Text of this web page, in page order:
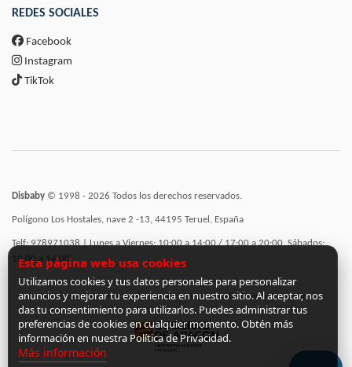
REDES SOCIALES
Facebook
Instagram
TikTok
Disbaby © 1998 - 2026 Todos los derechos reservados.
Polígono Los Hostales, nave 2 -13, 44195 Teruel, España
Telf: 978971038 | Lunes a Viernes: 10:00 a 14:00 / 17:00 a 20:00, Sábados:
10:00 a 14:00
Incorporación de funcionalidades semánticas a la web subvencionadas por:
Esta página web usa cookies
Utilizamos cookies y tus datos personales para personalizar
anuncios y mejorar tu experiencia en nuestro sitio. Al aceptar, nos
das tu consentimiento para utilizarlos. Puedes administrar tus
preferencias de cookies en cualquier momento. Obtén más
información en nuestra Política de Privacidad.
Más información